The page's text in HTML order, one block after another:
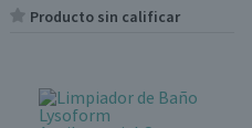
Producto sin calificar